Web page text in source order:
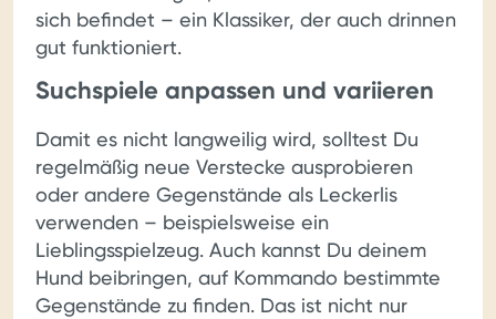
sich befindet – ein Klassiker, der auch drinnen
gut funktioniert.
Suchspiele anpassen und variieren
Damit es nicht langweilig wird, solltest Du
regelmäßig neue Verstecke ausprobieren
oder andere Gegenstände als Leckerlis
verwenden – beispielsweise ein
Lieblingsspielzeug. Auch kannst Du deinem
Hund beibringen, auf Kommando bestimmte
Gegenstände zu finden. Das ist nicht nur